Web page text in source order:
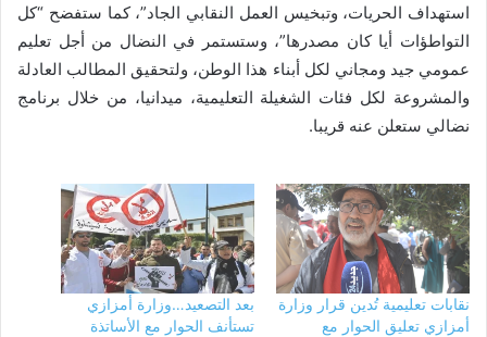
استهداف الحريات، وتبخيس العمل النقابي الجاد”، كما ستفضح “كل
التواطؤات أيا كان مصدرها”، وستستمر في النضال من أجل تعليم
عمومي جيد ومجاني لكل أبناء هذا الوطن، ولتحقيق المطالب العادلة
والمشروعة لكل فئات الشغيلة التعليمية، ميدانيا، من خلال برنامج
نضالي ستعلن عنه قريبا.
نقابات تعليمية تُدين قرار وزارة
أمزازي تعليق الحوار مع
بعد التصعيد…وزارة أمزازي
تستأنف الحوار مع الأساتذة